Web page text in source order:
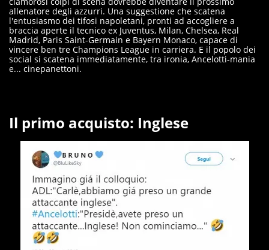
allenatore degli azzurri. Una suggestione che scatena
l'entusiasmo dei tifosi napoletani, pronti ad accogliere a
braccia aperte il tecnico ex Juventus, Milan, Chelsea, Real
Madrid, Paris Saint-Germain e Bayern Monaco, capace di
vincere ben tre Champions League in carriera. E il popolo dei
social si scatena immediatamente, tra ironia, Ancelotti-mania
e... cinepanettoni.
Il primo acquisto: Inglese